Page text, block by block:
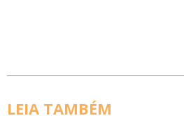
LEIA TAMBÉM